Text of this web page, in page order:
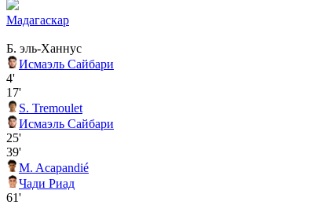
Мадагаскар
Б. эль-Ханнус
Исмаэль Сайбари
4'
17'
S. Tremoulet
Исмаэль Сайбари
25'
39'
M. Acapandié
Чади Риад
61'